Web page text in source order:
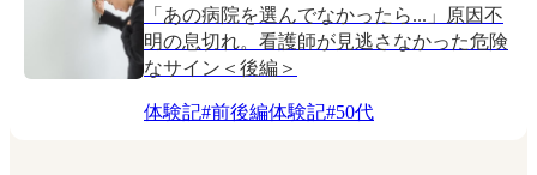
「あの病院を選んでなかったら...」原因不
明の息切れ。看護師が見逃さなかった危険
なサイン＜後編＞
体験記#前後編体験記#50代